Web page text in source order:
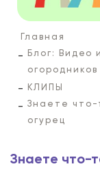
Главная
Блог: Видео
огородников
КЛИПЫ
Знаете что-
огурец
Знаете что-